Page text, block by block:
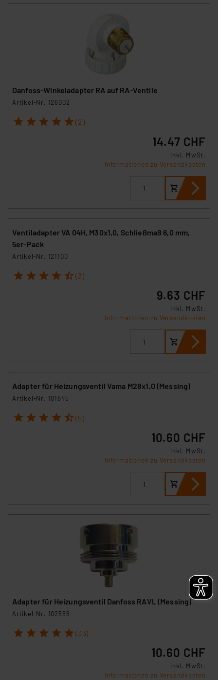
Danfoss-Winkeladapter RA auf RA-Ventile
Artikel-Nr. 126002
1 2 3 4 5 (2)
14.47 CHF
inkl. MwSt.
Informationen zu Versandkosten
Ventiladapter VA 04H, M30x1,0, Schließmaß 6,0 mm,
5er-Pack
Artikel-Nr. 121100
1 2 3 4 5 (3)
9.63 CHF
inkl. MwSt.
Informationen zu Versandkosten
Adapter für Heizungsventil Vama M28x1,0 (Messing)
Artikel-Nr. 101945
1 2 3 4 5 (5)
10.60 CHF
inkl. MwSt.
Informationen zu Versandkosten
Adapter für Heizungsventil Danfoss RAVL (Messing)
Artikel-Nr. 102566
1 2 3 4 5 (33)
10.60 CHF
inkl. MwSt.
Informationen zu Versandkosten